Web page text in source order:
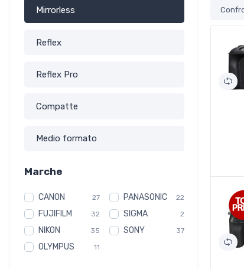
Mirrorless
Reflex
Reflex Pro
Compatte
Medio formato
Marche
CANON 27
FUJIFILM 32
NIKON 35
OLYMPUS 11
PANASONIC 22
SIGMA 2
SONY 37